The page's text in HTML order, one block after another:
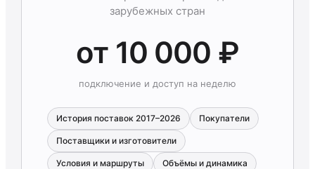
зарубежных стран
от 10 000 ₽
подключение и доступ на неделю
История поставок 2017–2026 Покупатели
Поставщики и изготовители
Условия и маршруты Объёмы и динамика